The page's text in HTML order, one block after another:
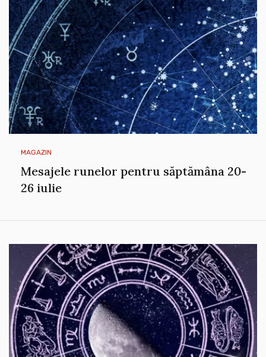
MAGAZIN
Mesajele runelor pentru săptămâna 20-
26 iulie